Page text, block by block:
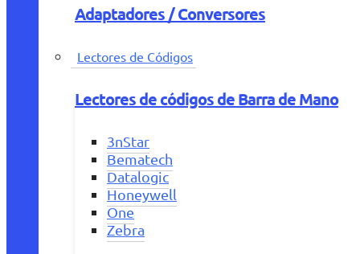
Adaptadores / Conversores
Lectores de Códigos
Lectores de códigos de Barra de Mano
3nStar
Bematech
Datalogic
Honeywell
One
Zebra